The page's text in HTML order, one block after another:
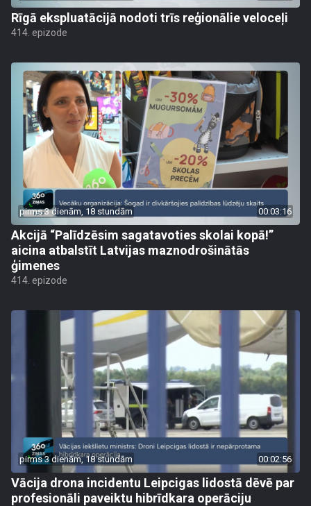
Rīgā ekspluatācijā nodoti trīs reģionālie veloceļi
414. epizode
pirms 3 dienām, 18 stundām 00:03:16
Akcijā “Palīdzēsim sagatavoties skolai kopā!”
aicina atbalstīt Latvijas maznodrošinātās
ģimenes
414. epizode
pirms 3 dienām, 18 stundām 00:02:56
Vācija drona incidentu Leipcigas lidostā dēvē par
profesionāli paveiktu hibrīdkara operāciju